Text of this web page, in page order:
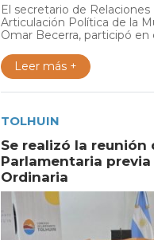
El secretario de
Articulación Política de la
Omar Becerra, participó
Leer más +
TOLHUIN
Se realizó la reunión
Parlamentaria previa
Ordinaria